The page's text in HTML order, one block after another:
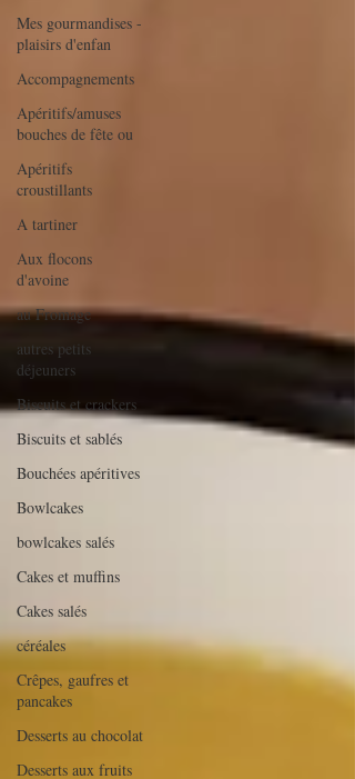
Mes gourmandises -
plaisirs d'enfan
Accompagnements
Apéritifs/amuses
bouches de fête ou
Apéritifs
croustillants
A tartiner
Aux flocons
d'avoine
au Fromage
autres petits
déjeuners
Biscuits et crackers
Biscuits et sablés
Bouchées apéritives
Bowlcakes
bowlcakes salés
Cakes et muffins
Cakes salés
céréales
Crêpes, gaufres et
pancakes
Desserts au chocolat
Desserts aux fruits